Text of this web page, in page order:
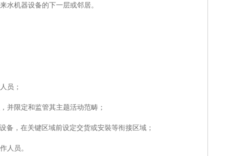
水机器设备的下一层或邻居。
员；
并限定和监管其主题活动范畴；
备，在关键区域前设定交货或安裝等衔接区域；
人员。